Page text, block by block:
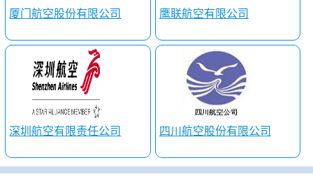
厦门航空股份有限公司 鹰联航空有限公司
深圳航空有限责任公司 四川航空股份有限公司